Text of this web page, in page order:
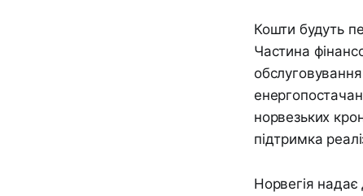
Кошти будуть
Частина
норвезьких
підтримка
Норвегія